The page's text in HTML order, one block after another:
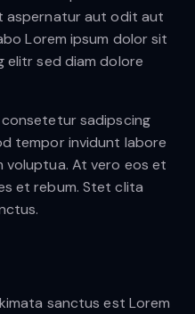
aspernatur aut odit aut
Lorem ipsum dolor sit
elitr sed diam dolore
sadipscing
tempor invidunt labore
voluptua. At vero eos et
et rebum. Stet clita
sanctus est Lorem